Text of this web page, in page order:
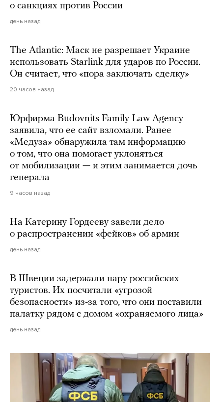
о санкциях против России
день назад
The Atlantic: Маск не разрешает Украине
использовать Starlink для ударов по России.
Он считает, что «пора заключать сделку»
20 часов назад
Юрфирма Budovnits Family Law Agency
заявила, что ее сайт взломали. Ранее
«Медуза» обнаружила там информацию
о том, что она помогает уклоняться
от мобилизации — и этим занимается дочь
генерала
9 часов назад
На Катерину Гордееву завели дело
о распространении «фейков» об армии
день назад
В Швеции задержали пару российских
туристов. Их посчитали «угрозой
безопасности» из-за того, что они поставили
палатку рядом с домом «охраняемого лица»
день назад